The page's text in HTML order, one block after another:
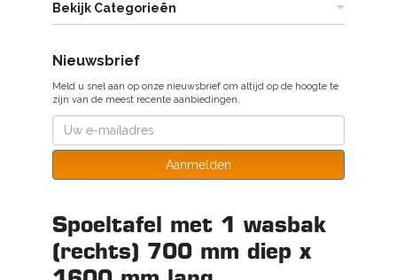
Bekijk Categorieën
Nieuwsbrief
Meld u snel aan op onze nieuwsbrief om altijd op de hoogte te
zijn van de meest recente aanbiedingen.
Aanmelden
Spoeltafel met 1 wasbak
(rechts) 700 mm diep x